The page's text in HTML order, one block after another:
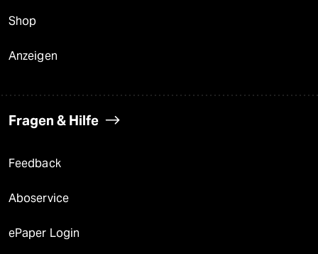
Shop
Anzeigen
Fragen & Hilfe
Feedback
Aboservice
ePaper Login